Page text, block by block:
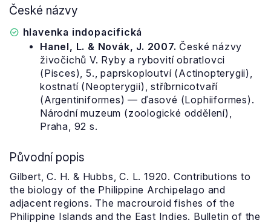
České názvy
hlavenka indopacifická
Hanel, L. & Novák, J. 2007. České názvy
živočichů V. Ryby a rybovití obratlovci
(Pisces), 5., paprskoploutví (Actinopterygii),
kostnatí (Neopterygii), stříbrnicotvaří
(Argentiniformes) — ďasové (Lophiiformes).
Národní muzeum (zoologické oddělení),
Praha, 92 s.
Původní popis
Gilbert, C. H. & Hubbs, C. L. 1920. Contributions to
the biology of the Philippine Archipelago and
adjacent regions. The macrouroid fishes of the
Philippine Islands and the East Indies. Bulletin of the